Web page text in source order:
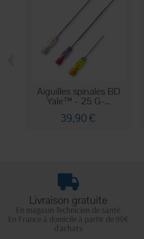
Aiguilles spinales BD
Yale™ - 25 G-...
39,90 €
Livraison gratuite
En magasin Technicien de santé
En France à domicile à partir de 99€
d'achats